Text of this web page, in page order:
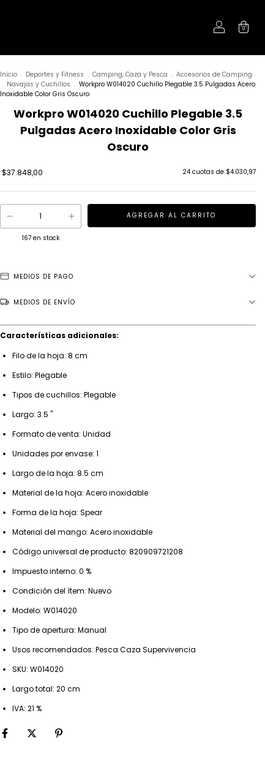
0
Inicio . Deportes y Fitness . Camping, Caza y Pesca . Accesorios de Camping
. Navajas y Cuchillos . Workpro W014020 Cuchillo Plegable 3.5 Pulgadas Acero
Inoxidable Color Gris Oscuro
Workpro W014020 Cuchillo Plegable 3.5
Pulgadas Acero Inoxidable Color Gris
Oscuro
$37.848,00 24 cuotas de $4.030,97
167en stock
MEDIOS DE PAGO
MEDIOS DE ENVÍO
Características adicionales:
Filo de la hoja: 8 cm
Estilo: Plegable
Tipos de cuchillos: Plegable
Largo: 3.5 "
Formato de venta: Unidad
Unidades por envase: 1
Largo de la hoja: 8.5 cm
Material de la hoja: Acero inoxidable
Forma de la hoja: Spear
Material del mango: Acero inoxidable
Código universal de producto: 820909721208
Impuesto interno: 0 %
Condición del ítem: Nuevo
Modelo: W014020
Tipo de apertura: Manual
Usos recomendados: Pesca Caza Supervivencia
SKU: W014020
Largo total: 20 cm
IVA: 21 %